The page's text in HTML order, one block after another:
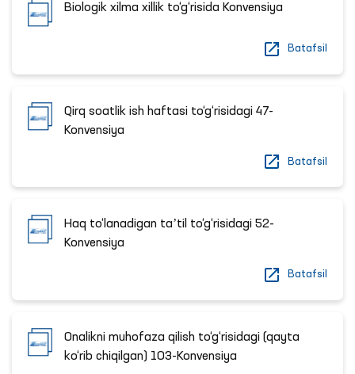
Biologik xilma xillik to‘g‘risida Konvensiya
Batafsil
Qirq soatlik ish haftasi to‘g‘risidagi 47-
Konvensiya
Batafsil
Haq to‘lanadigan taʼtil to‘g‘risidagi 52-
Konvensiya
Batafsil
Onalikni muhofaza qilish to‘g‘risidagi (qayta
ko‘rib chiqilgan) 103-Konvensiya